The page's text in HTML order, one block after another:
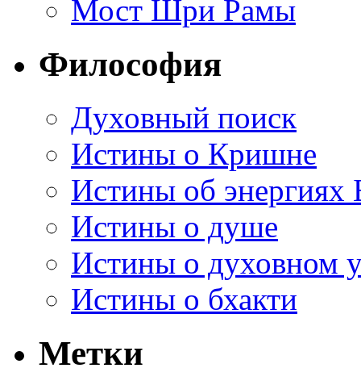
Мост Шри Рамы
Философия
Духовный поиск
Истины о Кришне
Истины об энергиях
Истины о душе
Истины о духовном
Истины о бхакти
Метки